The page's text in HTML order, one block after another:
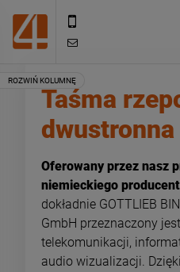
Taśma
dwustronna
Oferowany przez nasz
niemieckiego
dokładnie GOTTLIEB
GmbH przeznaczony
telekomunikacji,
audio wizualizacji.